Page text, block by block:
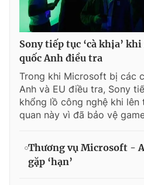
Sony tiếp tục ‘cà khịa’
quốc Anh điều tra
Trong khi Microsoft bị các
Anh và EU điều tra, Sony
khổng lồ công nghệ khi lên
quan này vì đã bảo vệ
Thương vụ Microsoft -
gặp ‘hạn’